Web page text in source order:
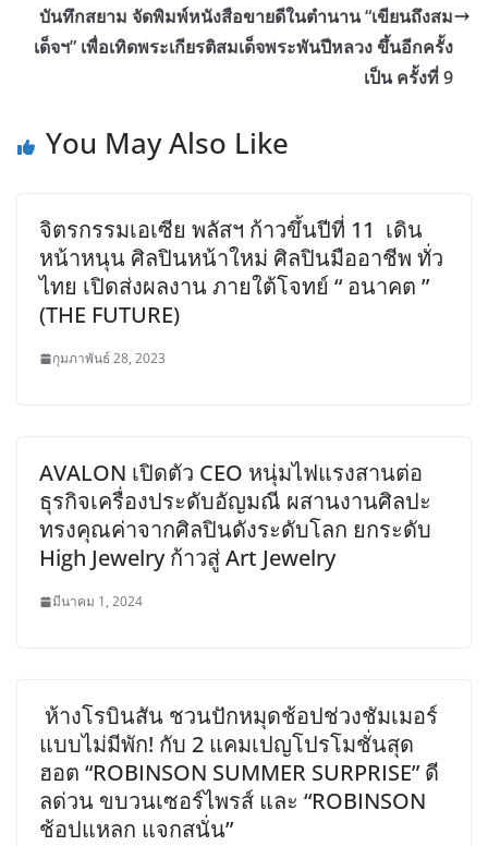
บันทึกสยาม จัดพิมพ์หนังสือขายดีในตำนาน “เขียนถึงสม
เด็จฯ” เพื่อเทิดพระเกียรติสมเด็จพระพันปีหลวง ขึ้นอีกครั้ง
เป็น ครั้งที่ 9
You May Also Like
จิตรกรรมเอเซีย พลัสฯ ก้าวขึ้นปีที่ 11 เดิน
หน้าหนุน ศิลปินหน้าใหม่ ศิลปินมืออาชีพ ทั่ว
ไทย เปิดส่งผลงาน ภายใต้โจทย์ “ อนาคต ”
(THE FUTURE)
กุมภาพันธ์ 28, 2023
AVALON เปิดตัว CEO หนุ่มไฟแรงสานต่อ
ธุรกิจเครื่องประดับอัญมณี ผสานงานศิลปะ
ทรงคุณค่าจากศิลปินดังระดับโลก ยกระดับ
High Jewelry ก้าวสู่ Art Jewelry
มีนาคม 1, 2024
ห้างโรบินสัน ชวนปักหมุดช้อปช่วงชัมเมอร์
แบบไม่มีพัก! กับ 2 แคมเปญโปรโมชั่นสุด
ฮอต “ROBINSON SUMMER SURPRISE” ดี
ลด่วน ขบวนเซอร์ไพรส์ และ “ROBINSON
ช้อปแหลก แจกสนั่น”